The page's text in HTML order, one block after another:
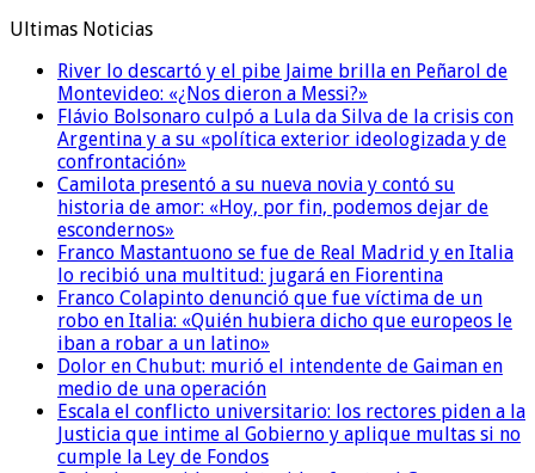
Ultimas Noticias
River lo descartó y el pibe Jaime brilla en Peñarol de
Montevideo: «¿Nos dieron a Messi?»
Flávio Bolsonaro culpó a Lula da Silva de la crisis con
Argentina y a su «política exterior ideologizada y de
confrontación»
Camilota presentó a su nueva novia y contó su
historia de amor: «Hoy, por fin, podemos dejar de
escondernos»
Franco Mastantuono se fue de Real Madrid y en Italia
lo recibió una multitud: jugará en Fiorentina
Franco Colapinto denunció que fue víctima de un
robo en Italia: «Quién hubiera dicho que europeos le
iban a robar a un latino»
Dolor en Chubut: murió el intendente de Gaiman en
medio de una operación
Escala el conflicto universitario: los rectores piden a la
Justicia que intime al Gobierno y aplique multas si no
cumple la Ley de Fondos